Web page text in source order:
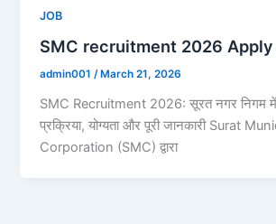
JOB
SMC recruitment 2026
admin001/ March 21, 2026
SMC Recruitment 2026: सूरत नगर निगम में
प्रक्रिया, योग्यता और पूरी जानकारी Surat
Corporation (SMC) द्वारा